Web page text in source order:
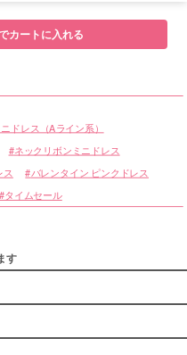
カートに入れる
ドレス（Aライン系）
ネックリボンミニドレス
バレンタイン ピンクドレス
タイムセール
す